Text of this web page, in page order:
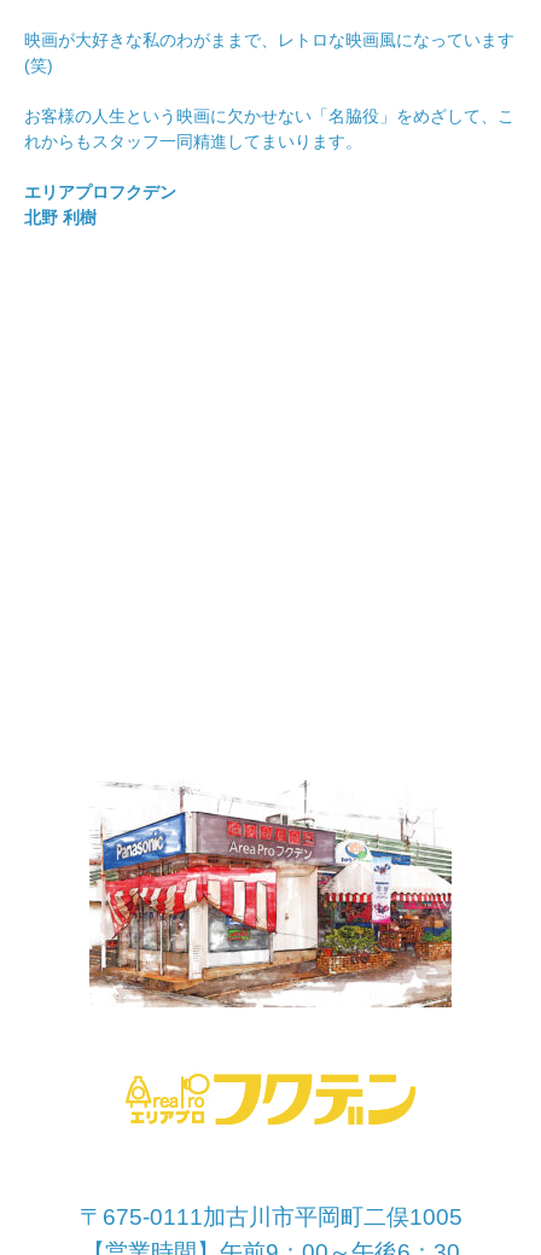
映画が大好きな私のわがままで、レトロな映画風になっています
(笑)
お客様の人生という映画に欠かせない「名脇役」をめざして、こ
れからもスタッフ一同精進してまいります。
エリアプロフクデン
北野 利樹
〒675-0111加古川市平岡町二俣1005